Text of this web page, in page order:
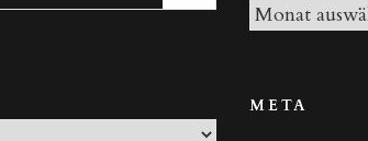
Archiv
META